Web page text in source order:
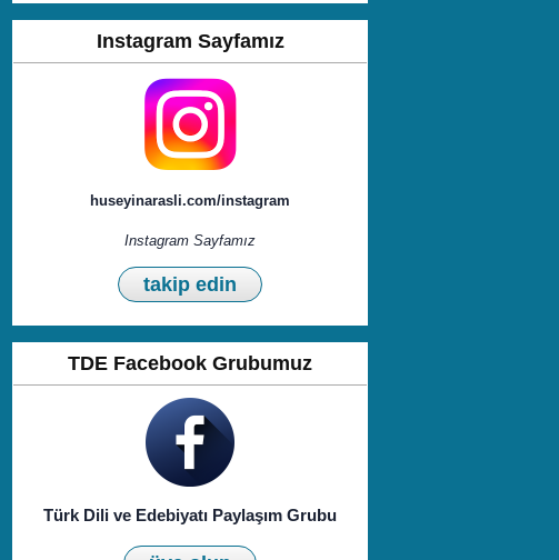
Instagram Sayfamız
huseyinarasli.com/instagram
Instagram Sayfamız
takip edin
TDE Facebook Grubumuz
Türk Dili ve Edebiyatı Paylaşım Grubu